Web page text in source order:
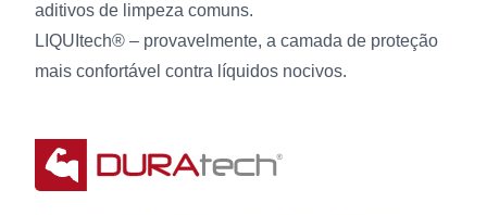
aditivos de limpeza comuns.
LIQUItech® – provavelmente, a camada de proteção
mais confortável contra líquidos nocivos.